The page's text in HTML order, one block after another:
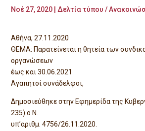
Νοέ 27, 2020 Δελτία τύπου /
Αθήνα, 27.11.2020
ΘΕΜΑ: Παρατείνεται η θητεία των
οργανώσεων
έως και 30.06.2021
Αγαπητοί συνάδελφοι,
Δημοσιεύθηκε στην Εφημερίδα της
235) ο Ν.
υπ’αριθμ. 4756/26.11.2020.